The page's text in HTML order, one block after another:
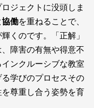
ジェクトに没頭しま
協働を重ねることで、
くのです。「正解」
障害の有無や得意不
ンクルーシブな教室
学びのプロセスその
尊重し合う姿勢を育